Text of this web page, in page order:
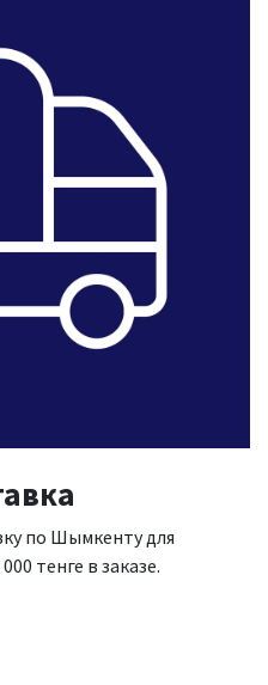
по Шымкенту для
тенге в заказе.